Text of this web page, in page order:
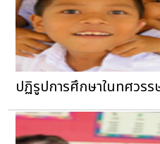
ปฏิรูปการศึกษาในทศวร